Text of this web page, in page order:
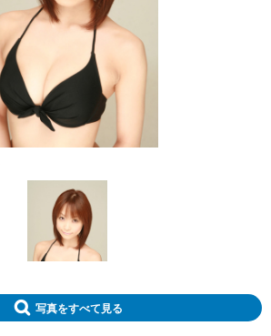
写真をすべて見る